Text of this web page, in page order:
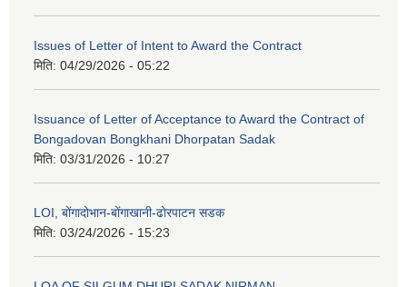
Issues of Letter of Intent to Award the Contract
मिति: 04/29/2026 - 05:22
Issuance of Letter of Acceptance to Award the Contract of
Bongadovan Bongkhani Dhorpatan Sadak
मिति: 03/31/2026 - 10:27
LOI, बोंगादोभान-बोंगाखानी-ढोरपाटन सडक
मिति: 03/24/2026 - 15:23